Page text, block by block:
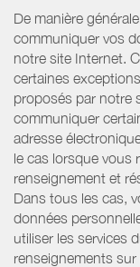
De manière
communiquer vos
notre site Internet.
certaines
proposés par notre
communiquer
adresse
le cas lorsque vous
renseignement et
Dans tous les cas,
données
utiliser les services
renseignements